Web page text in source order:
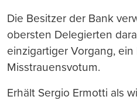
Die Besitzer der Bank
obersten Delegierten
einzigartiger Vorgang, ein
Misstrauensvotum.
Erhält Sergio Ermotti als